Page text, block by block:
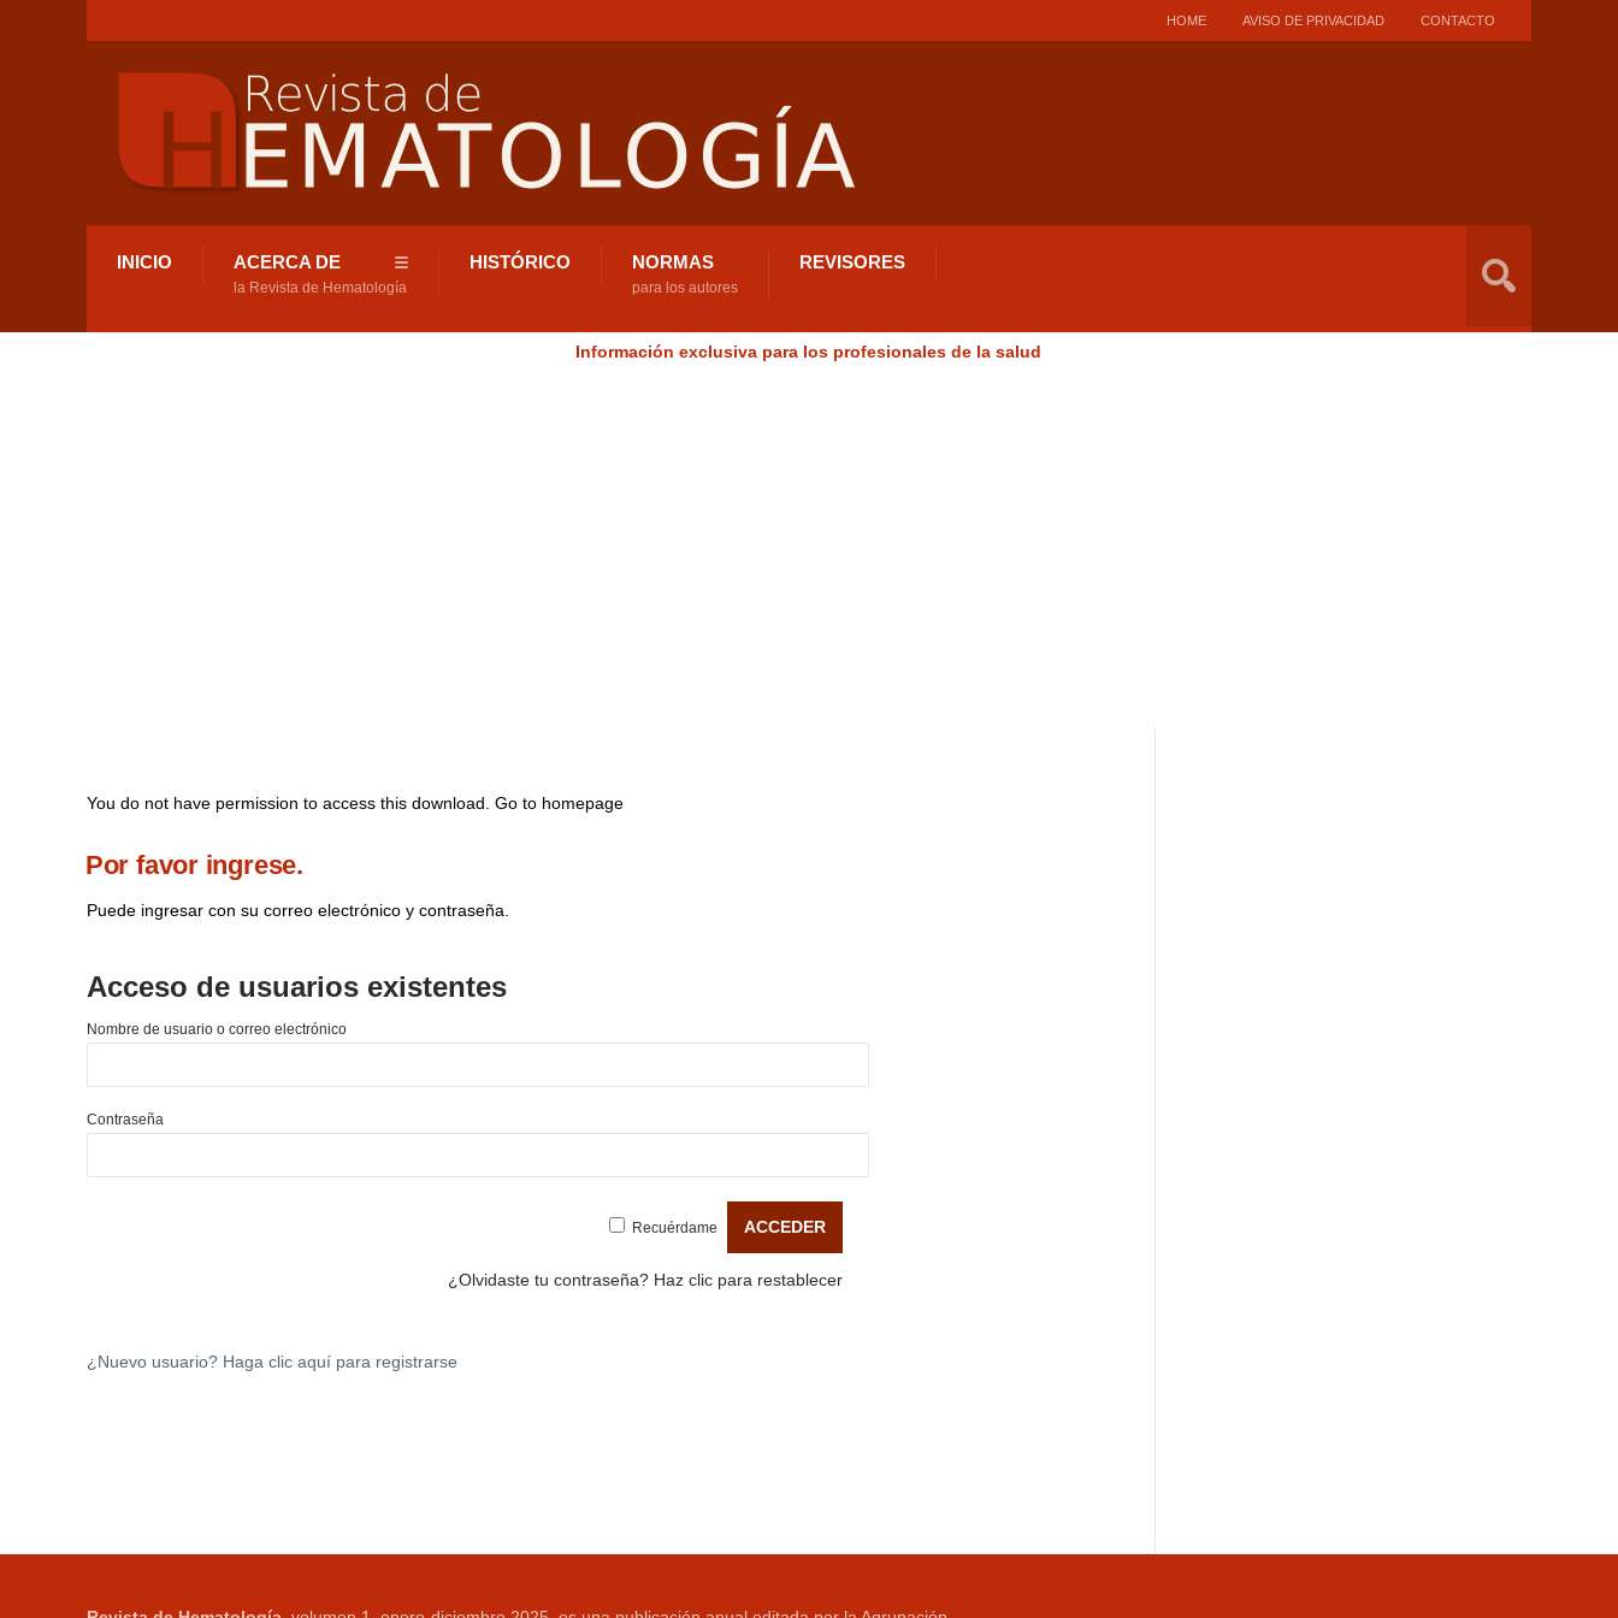
HOME AVISO DE PRIVACIDAD CONTACTO
INICIO ACERCA DE
la Revista de Hematología
HISTÓRICO NORMAS
para los autores
REVISORES
Información exclusiva para los profesionales de la salud
You do not have permission to access this download. Go to homepage
Por favor ingrese.
Puede ingresar con su correo electrónico y contraseña.
Acceso de usuarios existentes
Nombre de usuario o correo electrónico
Contraseña
Recuérdame
¿Olvidaste tu contraseña? Haz clic para restablecer
¿Nuevo usuario? Haga clic aquí para registrarse